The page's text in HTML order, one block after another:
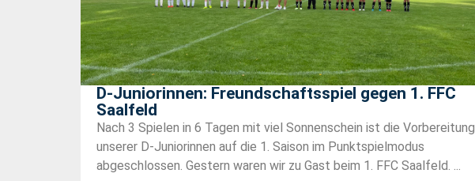
D-Juniorinnen: Freundschaftsspiel gegen 1. FFC
Saalfeld
Nach 3 Spielen in 6 Tagen mit viel Sonnenschein ist die Vorbereitung
unserer D-Juniorinnen auf die 1. Saison im Punktspielmodus
abgeschlossen. Gestern waren wir zu Gast beim 1. FFC Saalfeld. ...